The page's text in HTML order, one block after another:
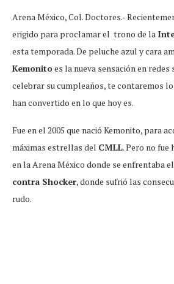
Arena México, Col. Doctores.-
erigido para proclamar el trono de la
esta temporada. De peluche azul y cara
Kemonitoes la nueva sensación en redes
celebrar su cumpleaños, te contaremos
han convertido en lo que hoy es.
Fue en el 2005 que nació Kemonito, para
máximas estrellas del CMLL. Pero no fue
en la Arena México donde se enfrentaba el
contra Shocker, donde sufrió las
rudo.